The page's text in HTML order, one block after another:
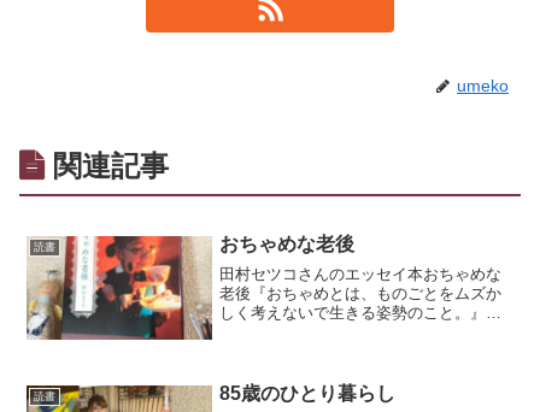
umeko
関連記事
読書 おちゃめな老後
田村セツコさんのエッセイ本おちゃめな
老後『おちゃめとは、ものごとをムズか
しく考えないで生きる姿勢のこと。』と
読書 85歳のひとり暮らし